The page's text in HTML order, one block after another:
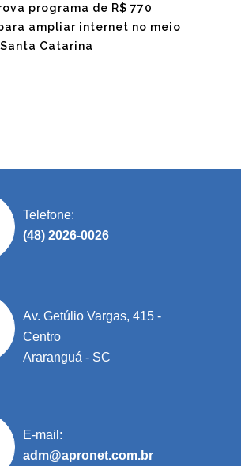
programa de R$ 770
ampliar internet no meio
Catarina
Telefone:
(48) 2026-0026
Av. Getúlio Vargas, 415 -
Centro
Araranguá - SC
E-mail:
adm@apronet.com.br